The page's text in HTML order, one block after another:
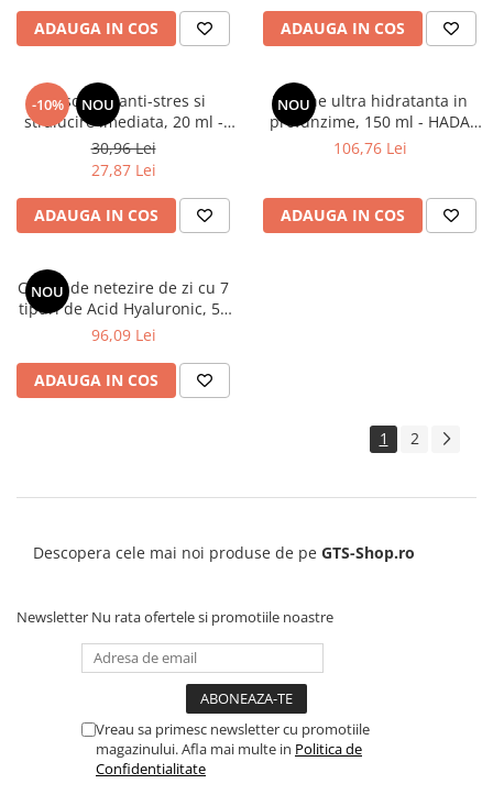
ADAUGA IN COS ADAUGA IN COS
-10% NOU
Masca gel anti-stres si
stralucire imediata, 20 ml -
HADA LABO TOKYO PREMIUM
30,96 Lei
27,87 Lei
ADAUGA IN COS
NOU
Lotiune ultra hidratanta in
profunzime, 150 ml - HADA
LABO TOKYO PREMIUM
106,76 Lei
ADAUGA IN COS
NOU
Crema de netezire de zi cu 7
tipuri de Acid Hyaluronic, 50
ml - HADA LABO TOKYO
96,09 Lei
ADAUGA IN COS
1 2
Descopera cele mai noi produse de pe GTS-Shop.ro
Newsletter Nu rata ofertele si promotiile noastre
Vreau sa primesc newsletter cu promotiile
magazinului. Afla mai multe in Politica de
Confidentialitate